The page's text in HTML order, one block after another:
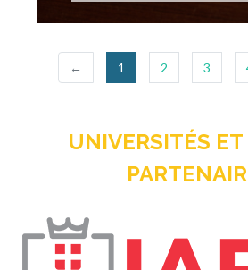
← 1 (current)
2 3
UNIVERSITÉS ET